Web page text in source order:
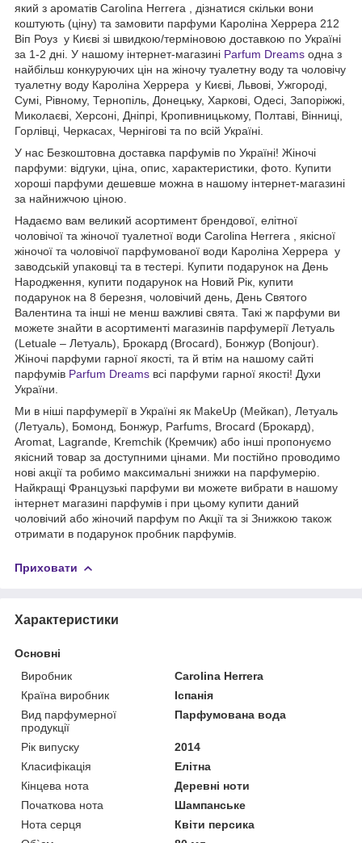
який з ароматів Carolina Herrera , дізнатися скільки вони
коштують (ціну) та замовити парфуми Кароліна Херрера 212
Віп Роуз у Києві зі швидкою/терміновою доставкою по Україні
за 1-2 дні. У нашому інтернет-магазині Parfum Dreams одна з
найбільш конкуруючих цін на жіночу туалетну воду та чоловічу
туалетну воду Кароліна Херрера у Києві, Львові, Ужгороді,
Сумі, Рівному, Тернопіль, Донецьку, Харкові, Одесі, Запоріжжі,
Миколаєві, Херсоні, Дніпрі, Кропивницькому, Полтаві, Вінниці,
Горлівці, Черкасах, Чернігові та по всій Україні.
У нас Безкоштовна доставка парфумів по Україні! Жіночі
парфуми: відгуки, ціна, опис, характеристики, фото. Купити
хороші парфуми дешевше можна в нашому інтернет-магазині
за найнижчою ціною.
Надаємо вам великий асортимент брендової, елітної
чоловічої та жіночої туалетної води Carolina Herrera , якісної
жіночої та чоловічої парфумованої води Кароліна Херрера у
заводській упаковці та в тестері. Купити подарунок на День
Народження, купити подарунок на Новий Рік, купити
подарунок на 8 березня, чоловічий день, День Святого
Валентина та інші не менш важливі свята. Такі ж парфуми ви
можете знайти в асортименті магазинів парфумерії Летуаль
(Letuale – Летуаль), Брокард (Brocard), Бонжур (Bonjour).
Жіночі парфуми гарної якості, та й втім на нашому сайті
парфумів Parfum Dreams всі парфуми гарної якості! Духи
України.
Ми в ніші парфумерії в Україні як MakeUp (Мейкап), Летуаль
(Летуаль), Бомонд, Бонжур, Parfums, Brocard (Брокард),
Aromat, Lagrande, Kremchik (Кремчик) або інші пропонуємо
якісний товар за доступними цінами. Ми постійно проводимо
нові акції та робимо максимальні знижки на парфумерію.
Найкращі Французькі парфуми ви можете вибрати в нашому
інтернет магазині парфумів і при цьому купити даний
чоловічий або жіночий парфум по Акції та зі Знижкою також
отримати в подарунок пробник парфумів.
Приховати
Характеристики
Основні
Виробник
Carolina Herrera
Країна виробник
Іспанія
Вид парфумерної
продукції
Парфумована вода
Рік випуску
2014
Класифікація
Елітна
Кінцева нота
Деревні ноти
Початкова нота
Шампанське
Нота серця
Квіти персика